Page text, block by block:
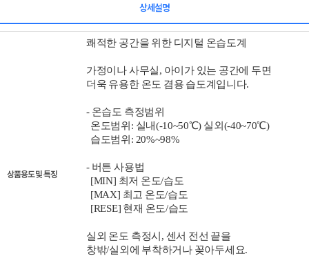
상세설명
상품용도 및 특징
쾌적한 공간을 위한 디지털 온습도계
가정이나 사무실, 아이가 있는 공간에 두면
더욱 유용한 온도 겸용 습도계입니다.
- 온습도 측정범위
온도범위: 실내(-10~50℃) 실외(-40~70℃)
습도범위: 20%~98%
- 버튼 사용법
[MIN] 최저 온도/습도
[MAX] 최고 온도/습도
[RESE] 현재 온도/습도
실외 온도 측정시, 센서 전선 끝을
창밖/실외에 부착하거나 꽂아두세요.